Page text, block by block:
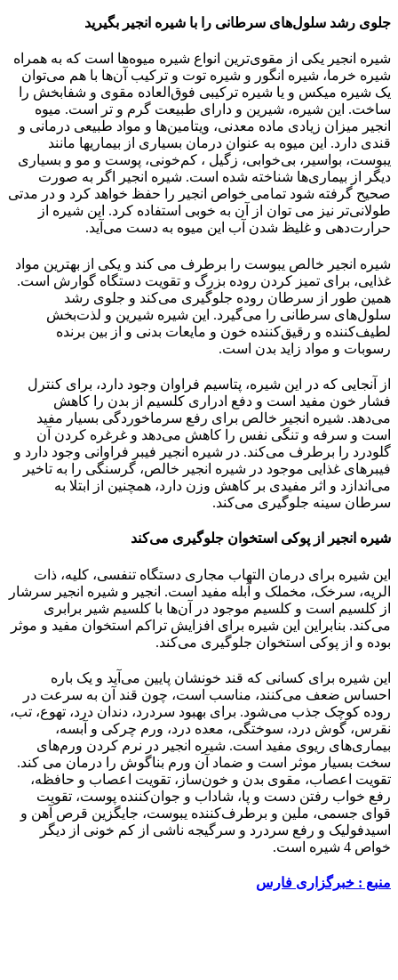
جلوی رشد سلول‌های سرطانی را با شیره انجیر بگیرید
شیره انجیر یکی از مقوی‌ترین انواع شیره میوه‌ها است که به همراه
شیره خرما، شیره انگور و شیره توت و ترکیب آن‌ها با هم می‌توان
یک شیره میکس و یا شیره ترکیبی فوق‌العاده مقوی و شفابخش را
ساخت. این شیره، شیرین و دارای طبیعت گرم و تر است. میوه
انجیر میزان زیادی ماده معدنی، ویتامین‌ها و مواد طبیعی درمانی و
قندی دارد. این میوه به عنوان درمان بسیاری از بیماری‎ها مانند
یبوست، بواسیر، بی‌خوابی، زگیل ، کم‌خونی، پوست و مو و بسیاری
دیگر از بیماری‌ها شناخته شده است. شیره انجیر اگر به صورت
صحیح گرفته شود تمامی خواص انجیر را حفظ خواهد کرد و در مدتی
طولانی‌تر نیز می توان از آن به خوبی استفاده کرد. این شیره از
حرارت‌‌دهی و غلیظ شدن آب این میوه به دست می‌آید.
شیره انجیر خالص یبوست را برطرف می کند و یکی از بهترین مواد
غذایی، برای تمیز کردن روده بزرگ و تقویت دستگاه گوارش است.
همین طور از سرطان روده جلوگیری می‌کند و جلوی رشد
سلول‌های سرطانی را می‌گیرد. این شیره شیرین و لذت‌بخش
لطیف‌کننده و رقیق‌کننده خون و مایعات بدنی و از بین برنده
رسوبات و مواد زاید بدن است.
از آنجایی که در این شیره، پتاسیم فراوان وجود دارد، برای کنترل
فشار خون مفید است و دفع ادراری کلسیم از بدن را کاهش
می‌دهد. شیره انجیر خالص برای رفع سرماخوردگی بسیار مفید
است و سرفه و تنگی نفس را کاهش می‌دهد و غرغره کردن آن
گلودرد را برطرف می‌کند. در شیره انجیر فیبر فراوانی وجود دارد و
فیبرهای غذایی موجود در شیره انجیر خالص، گرسنگی را به تاخیر
می‌اندازد و اثر مفیدی بر کاهش وزن دارد، همچنین از ابتلا به
سرطان سینه جلوگیری می‌کند.
شیره انجیر از پوکی استخوان جلوگیری می‌کند
این شیره برای درمان التهاب مجاری دستگاه تنفسی، کلیه، ذات
الریه، سرخک، مخملک و آبله مفید است. انجیر و شیره انجیر سرشار
از کلسیم است و کلسیم موجود در آن‌ها با کلسیم شیر برابری
می‌کند. بنابراین این شیره برای افزایش تراکم استخوان مفید و موثر
بوده و از پوکی استخوان جلوگیری می‌کند.
این شیره برای کسانی که قند خونشان پایین می‌آید و یک باره
احساس ضعف می‌کنند، مناسب است، چون قند آن به سرعت در
روده کوچک جذب می‌‏شود. برای بهبود سردرد، دندان درد، تهوع، تب،
نقرس، گوش درد، سوختگی، معده درد، ورم چرکی و آبسه،
بیماری‌های ریوی مفید است. شیره انجیر در نرم کردن ورم‌های
سخت بسیار موثر است و ضماد آن ورم بناگوش را درمان می کند.
تقویت اعصاب، مقوی بدن و خون‌ساز، تقویت اعصاب و حافظه،
رفع خواب رفتن دست و پا، شاداب و جوان‌کننده پوست، تقویت
قوای جسمی، ملین و برطرف‌کننده یبوست، جایگزین قرص آهن و
اسیدفولیک و رفع سردرد و سرگیجه ناشی از کم خونی از دیگر
خواص 4 شیره است.
منبع : خبرگزاری فارس